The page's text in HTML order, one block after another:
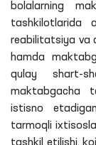
bolalarning
tashkilotlarida
reabilitatsiya va
hamda
qulay shart-
maktabgacha
istisno
tarmoqli
tashkil etilishi,